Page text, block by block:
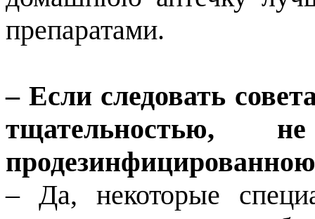
препаратами.
– Если следовать
– Да, некоторые